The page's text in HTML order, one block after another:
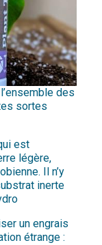
des
sortes
est
légère,
Il n’y
inerte
un engrais
étrange :